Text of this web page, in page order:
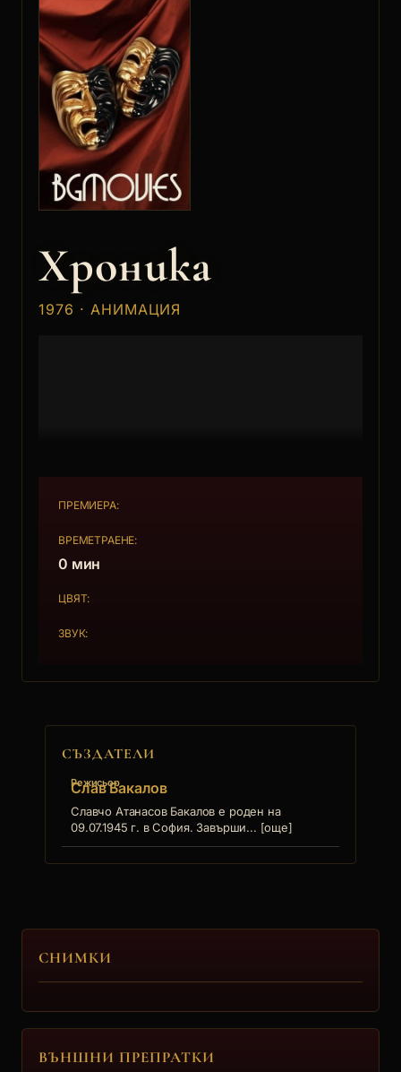
Хроника
1976 · АНИМАЦИЯ
ПРЕМИЕРА:
ВРЕМЕТРАЕНЕ:
0 мин
ЦВЯТ:
ЗВУК:
СЪЗДАТЕЛИ
Режисьор
Слав Бакалов
Славчо Атанасов Бакалов е роден на
09.07.1945 г. в София. Завърши... [още]
СНИМКИ
ВЪНШНИ ПРЕПРАТКИ